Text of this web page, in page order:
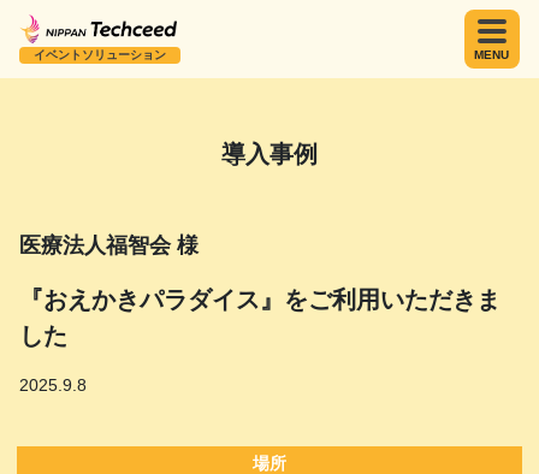
イベントソリューション MENU
導入事例
医療法人福智会 様
『おえかきパラダイス』をご利用いただきま
した
2025.9.8
場所